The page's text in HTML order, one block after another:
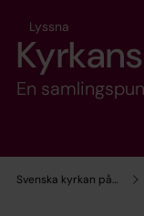
Svenska kyrkan på Orust
Lyssna
En